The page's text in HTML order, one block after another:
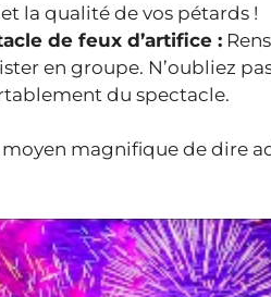
la qualité de vos pétards !
de feux d’artifice :
en groupe. N’oubliez
du spectacle.
magnifique de dire